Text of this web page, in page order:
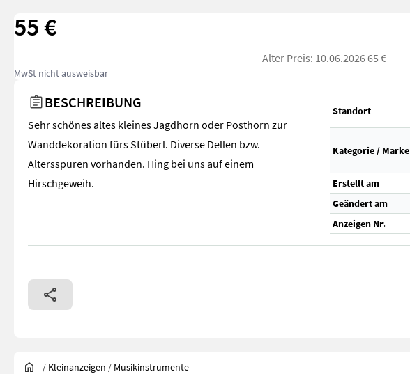
55 €
Alter Preis: 10.06.2026 65 €
MwSt nicht ausweisbar
BESCHREIBUNG
Sehr schönes altes kleines Jagdhorn oder Posthorn zur
Wanddekoration fürs Stüberl. Diverse Dellen bzw.
Altersspuren vorhanden. Hing bei uns auf einem
Hirschgeweih.
Standort
Kategorie / Marke
Erstellt am
Geändert am
Anzeigen Nr.
/ Kleinanzeigen / Musikinstrumente